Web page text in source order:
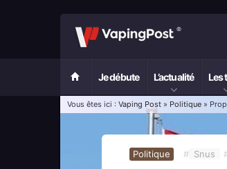
Je débute L’actualité Les
Vous êtes ici : Vaping Post » Politique »
Politique # Snus